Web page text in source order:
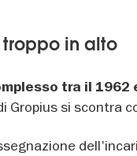
in alto
tra il 1962
Gropius si scontra